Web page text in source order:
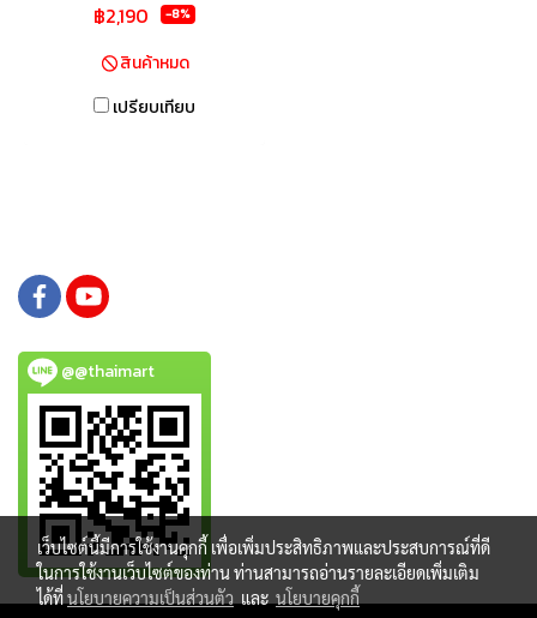
โดยวัสดุเหล็กมีความหนาขึ้น 2 เท่า
รองรับน้ำหนักได้สูงสุด 80
฿2,190 -8%
สินค้าหมด
เปรียบเทียบ
@@thaimart
เว็บไซต์นี้มีการใช้งานคุกกี้ เพื่อเพิ่มประสิทธิภาพและประสบการณ์ที่ดี
ในการใช้งานเว็บไซต์ของท่าน ท่านสามารถอ่านรายละเอียดเพิ่มเติม
ได้ที่นโยบายความเป็นส่วนตัว และ นโยบายคุกกี้